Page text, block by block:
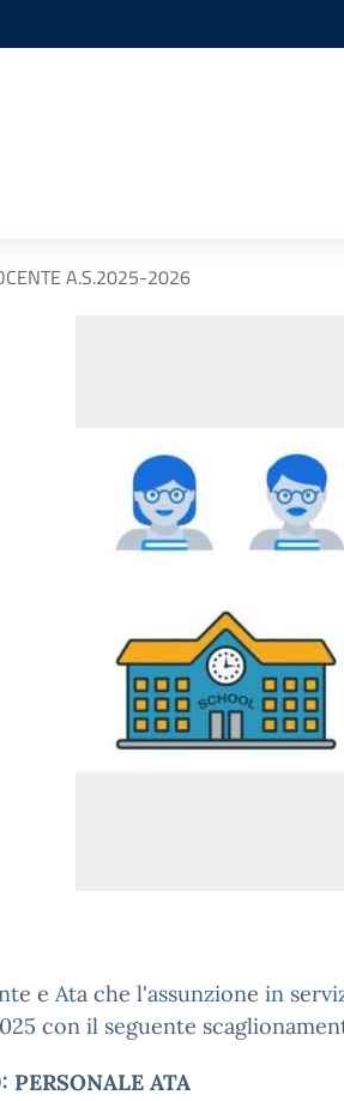
A.S.2025-2026
e Ata che l'assunzione in
con il seguente
PERSONALE ATA